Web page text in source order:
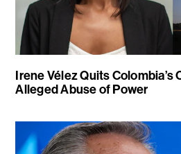
Irene Vélez Quits Colombia’s
Alleged Abuse of Power